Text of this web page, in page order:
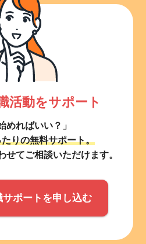
活動をサポート
めればいい？」
りの無料サポート。
せてご相談いただけます。
サポートを申し込む